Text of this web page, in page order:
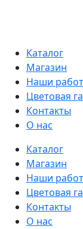
Каталог
Магазин
Наши
Цветовая
Контакты
О нас
Каталог
Магазин
Наши
Цветовая
Контакты
О нас